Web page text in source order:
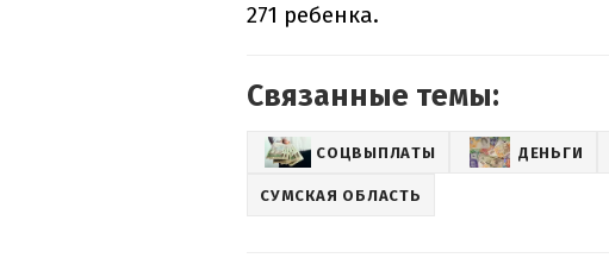
271 ребенка.
Связанные темы:
СОЦВЫПЛАТЫ ДЕНЬГИ
СУМСКАЯ ОБЛАСТЬ